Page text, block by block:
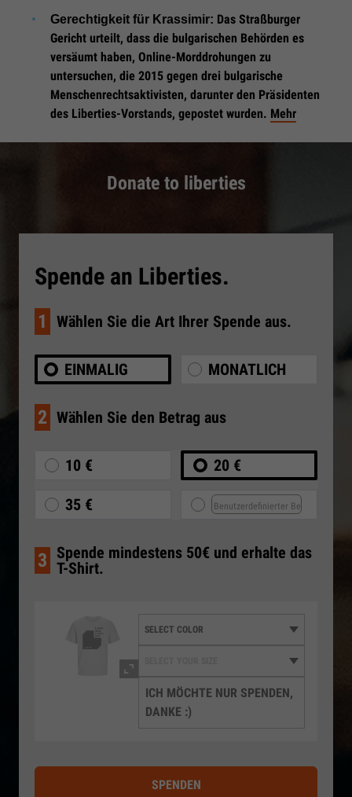
Gerechtigkeit für Krassimir: Das Straßburger
Gericht urteilt, dass die bulgarischen Behörden es
versäumt haben, Online-Morddrohungen zu
untersuchen, die 2015 gegen drei bulgarische
Menschenrechtsaktivisten, darunter den Präsidenten
des Liberties-Vorstands, gepostet wurden. Mehr
Donate to liberties
Spende an Liberties.
1 Wählen Sie die Art Ihrer Spende aus.
EINMALIG MONATLICH
2 Wählen Sie den Betrag aus
10 € 20 €
35 €
3 Spende mindestens 50€ und erhalte das
T-Shirt.
ICH MÖCHTE NUR SPENDEN,
DANKE :)
SPENDEN